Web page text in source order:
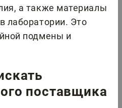
а также материалы
лаборатории. Это
подмены и
поставщика